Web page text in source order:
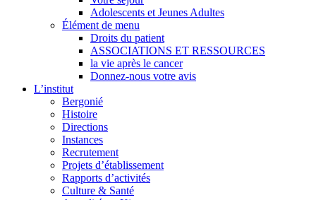
Adolescents et Jeunes Adultes
Élément de menu
Droits du patient
ASSOCIATIONS ET RESSOURCES
la vie après le cancer
Donnez-nous votre avis
L’institut
Bergonié
Histoire
Directions
Instances
Recrutement
Projets d’établissement
Rapports d’activités
Culture & Santé